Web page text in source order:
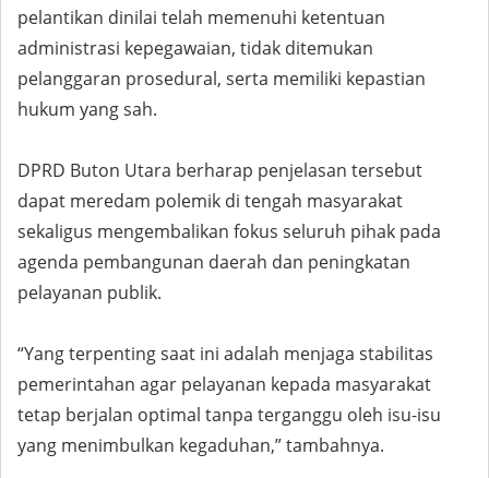
pelantikan dinilai telah memenuhi ketentuan
administrasi kepegawaian, tidak ditemukan
pelanggaran prosedural, serta memiliki kepastian
hukum yang sah.
DPRD Buton Utara berharap penjelasan tersebut
dapat meredam polemik di tengah masyarakat
sekaligus mengembalikan fokus seluruh pihak pada
agenda pembangunan daerah dan peningkatan
pelayanan publik.
“Yang terpenting saat ini adalah menjaga stabilitas
pemerintahan agar pelayanan kepada masyarakat
tetap berjalan optimal tanpa terganggu oleh isu-isu
yang menimbulkan kegaduhan,” tambahnya.